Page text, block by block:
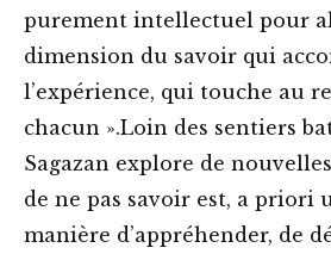
purement intellectuel pour
dimension du savoir qui
l’expérience, qui touche au
chacun ».Loin des sentiers
Sagazan explore de
de ne pas savoir est, a priori
manière d’appréhender, de